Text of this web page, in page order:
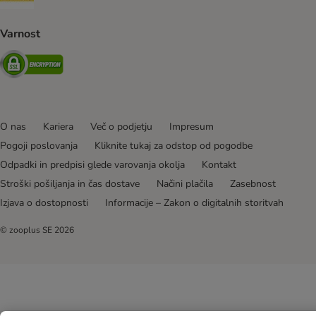
Varnost
Security
O nas Kariera Več o podjetju
Impresum
Pogoji poslovanja
Kliknite tukaj za odstop od pogodbe
Odpadki in predpisi glede varovanja okolja
Kontakt
Stroški pošiljanja in čas dostave
Načini plačila
Zasebnost
Izjava o dostopnosti
Informacije – Zakon o digitalnih storitvah
© zooplus SE 2026